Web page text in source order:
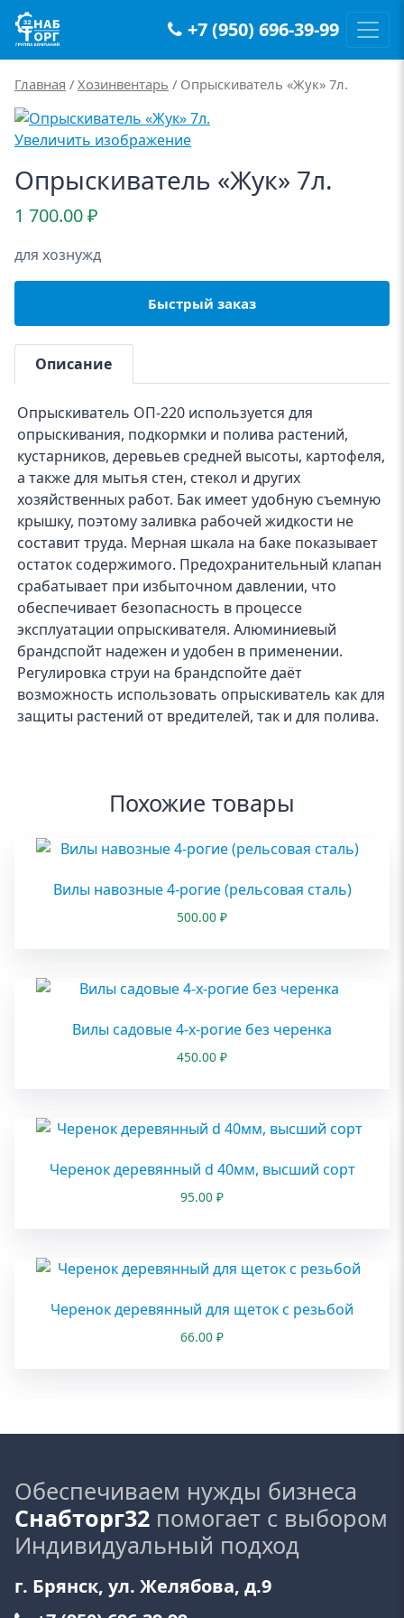
Main Navigation +7 (950) 696-39-99
Главная / Хозинвентарь / Опрыскиватель «Жук» 7л.
Увеличить изображение
Опрыскиватель «Жук» 7л.
1 700.00₽
для хознужд
Быстрый заказ
Описание
Опрыскиватель ОП-220 используется для
опрыскивания, подкормки и полива растений,
кустарников, деревьев средней высоты, картофеля,
а также для мытья стен, стекол и других
хозяйственных работ. Бак имеет удобную съемную
крышку, поэтому заливка рабочей жидкости не
составит труда. Мерная шкала на баке показывает
остаток содержимого. Предохранительный клапан
срабатывает при избыточном давлении, что
обеспечивает безопасность в процессе
эксплуатации опрыскивателя. Алюминиевый
брандспойт надежен и удобен в применении.
Регулировка струи на брандспойте даёт
возможность использовать опрыскиватель как для
защиты растений от вредителей, так и для полива.
Похожие товары
Вилы навозные 4-рогие (рельсовая сталь)
500.00 ₽
Вилы садовые 4-х-рогие без черенка
450.00 ₽
Черенок деревянный d 40мм, высший сорт
95.00 ₽
Черенок деревянный для щеток с резьбой
66.00 ₽
Обеспечиваем нужды бизнеса
Снабторг32 помогает с выбором
Индивидуальный подход
г. Брянск, ул. Желябова, д.9